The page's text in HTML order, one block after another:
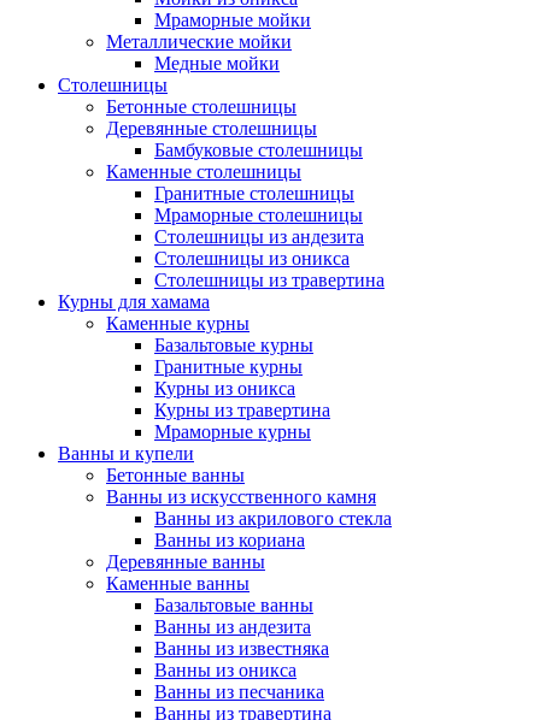
Мраморные мойки
Металлические мойки
Медные мойки
Столешницы
Бетонные столешницы
Деревянные столешницы
Бамбуковые столешницы
Каменные столешницы
Гранитные столешницы
Мраморные столешницы
Столешницы из андезита
Столешницы из оникса
Столешницы из травертина
Курны для хамама
Каменные курны
Базальтовые курны
Гранитные курны
Курны из оникса
Курны из травертина
Мраморные курны
Ванны и купели
Бетонные ванны
Ванны из искусственного камня
Ванны из акрилового стекла
Ванны из кориана
Деревянные ванны
Каменные ванны
Базальтовые ванны
Ванны из андезита
Ванны из известняка
Ванны из оникса
Ванны из песчаника
Ванны из травертина